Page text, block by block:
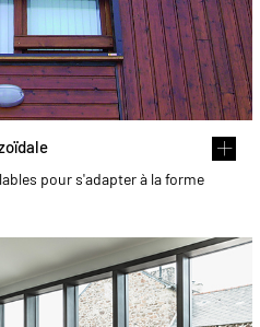
pour s'adapter à la forme